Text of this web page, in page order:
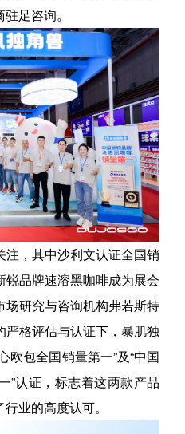
足咨询。
，其中沙利文认证全国销
品牌速溶黑咖啡成为展会
研究与咨询机构弗若斯特
格评估与认证下，暴肌独
欧包全国销量第一”及“中国
”认证，标志着这两款产品
业的高度认可。